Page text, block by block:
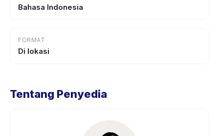
Bahasa Indonesia
FORMAT
Di lokasi
Tentang Penyedia